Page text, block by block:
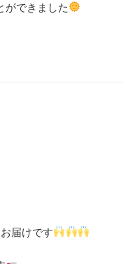
ができました
届けです